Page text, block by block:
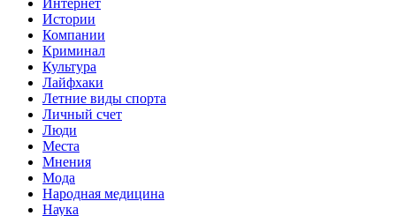
Истории
Компании
Криминал
Культура
Лайфхаки
Летние виды спорта
Личный счет
Люди
Места
Мнения
Мода
Народная медицина
Наука